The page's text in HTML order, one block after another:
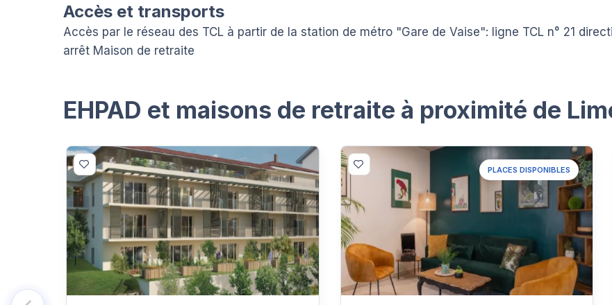
Accès et transports
Accès par le réseau des TCL à partir de la station de métro "Gare de Vaise": ligne TCL n° 21
arrêt Maison de retraite
EHPAD et maisons de retraite à proximité de
PLACES DISPONIBLES